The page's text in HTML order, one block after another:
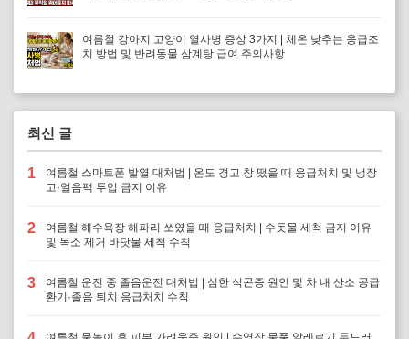
여름철 강아지 고양이 열사병 증상 3가지 | 체온 낮추는 응급조
치 방법 및 반려동물 삼계탕 급여 주의사항
최신 글
1
여름철 스마트폰 발열 대처법 | 온도 경고 창 떴을 때 응급처치 및 냉장
고·얼음팩 투입 금지 이유
2
여름철 해수욕장 해파리 쏘였을 때 응급처치 | 수돗물 세척 금지 이유
및 독소 제거 바닷물 세척 수칙
3
여름철 운전 중 졸음운전 대처법 | 심한 식곤증 원인 및 차 내 산소 공급
환기·졸음 퇴치 응급처치 수칙